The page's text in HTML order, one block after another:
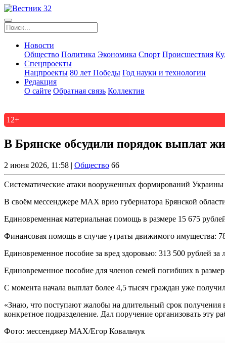
Новости
Общество Политика Экономика Спорт Происшествия
Спецпроекты
Нацпроекты 80 лет Победы Год науки и технологии
Редакция
О сайте Обратная связь Коллектив
12+
В Брянске обсудили порядок выплат
2 июня 2026, 11:58 | Общество 66
Систематические атаки вооруженных формирований
В своём мессенджере МАХ врио губернатора Брянской
Единовременная материальная помощь в размере 15 675
Финансовая помощь в случае утраты движимого имущества:
Единовременное пособие за вред здоровью: 313 500 рублей
Единовременное пособие для членов семей погибших в
С момента начала выплат более 4,5 тысяч граждан уже
«Знаю, что поступают жалобы на длительный срок
конкретное подразделение. Дал поручение организовать эту
Фото: мессенджер МАХ/Егор Ковальчук